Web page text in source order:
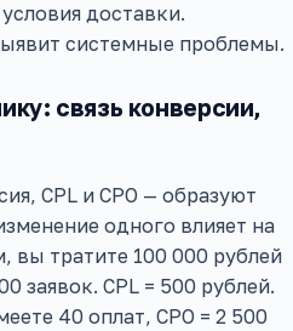
доставки.
системные проблемы.
связь конверсии,
CPL и CPO — образуют
одного влияет на
вы тратите 100 000 рублей
заявок. CPL = 500 рублей.
40 оплат, CPO = 2 500